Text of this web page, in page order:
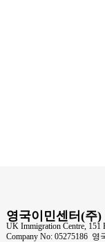
영국이민센터(주
UK Immigration Centre,
Company No: 05275186